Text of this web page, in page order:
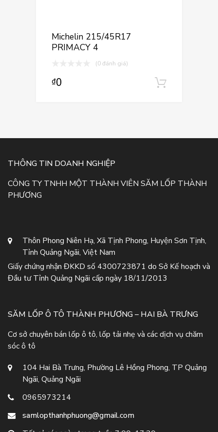
Michelin 215/45R17
PRIMACY 4
(0 đánh giá)
₫0
THÔNG TIN DOANH NGHIỆP
CÔNG TY TNHH MỘT THÀNH VIÊN SĂM LỐP THÀNH
PHƯƠNG
Thôn Phong Niên Hạ, Xã Tịnh Phong, Huyện Sơn Tịnh,
Tỉnh Quảng Ngãi, Việt Nam
Giấy chứng nhận ĐKKD số 4300723871 do Sở Kế hoạch và
Đầu tư Tỉnh Quảng Ngãi cấp ngày 18/11/2013
SĂM LỐP Ô TÔ THÀNH PHƯƠNG – HAI BÀ TRƯNG
Cơ sở chuyên bán lốp ô tô, lốp tải nhẹ và các dịch vụ chăm
sóc ô tô
104 Hai Bà Trưng, Phường Lê Hồng Phong, TP Quảng
Ngãi, Quảng Ngãi
0965973214
samlopthanhphuong@gmail.com